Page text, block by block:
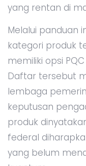
yang rentan di
Melalui panduan
kategori produk
memiliki opsi
Daftar tersebut
lembaga
keputusan
produk
federal
yang belum